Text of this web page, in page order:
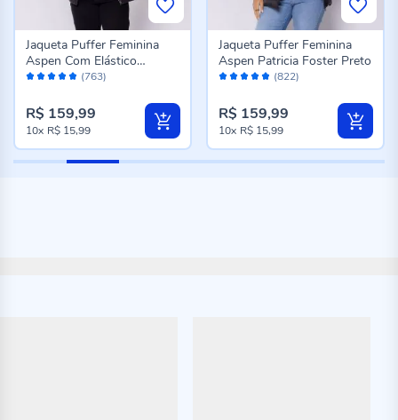
Avaliação: (763)
Jaqueta Puffer Feminina
Aspen Com Elástico
Patricia Foster Preto
R$ 159,99
10x R$ 15,99
Avaliação: (822)
Jaqueta Puffer Feminina
Aspen Patricia Foster Preto
R$ 159,99
10x R$ 15,99